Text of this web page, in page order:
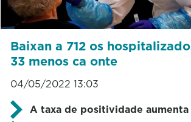
Baixan a 712 os
33 menos ca onte
04/05/2022 13:03
A taxa de positividade aumenta